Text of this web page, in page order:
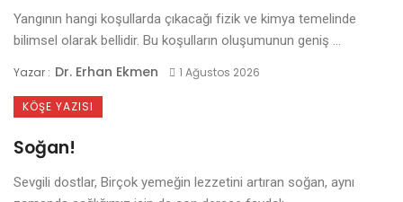
Yangının hangi koşullarda çıkacağı fizik ve kimya temelinde
bilimsel olarak bellidir. Bu koşulların oluşumunun geniş ...
Yazar : Dr. Erhan Ekmen 1 Ağustos 2026
KÖŞE YAZISI
Soğan!
Sevgili dostlar, Birçok yemeğin lezzetini artıran soğan, aynı